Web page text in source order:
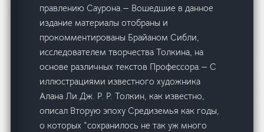
правлению Саурона.— Вошедшие в данное
издание материалы отобраны и
прокомментированы Брайаном Сибли,
исследователем творчества Толкина, на
основе различных текстов Профессора.— С
иллюстрациями известного художника
Алана Ли.Дж. Р. Р. Толкин, как известно,
описал Вторую эпоху Средиземья как годы,
о которых “сохранилось не так уж много